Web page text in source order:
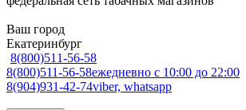
Ваш город
Екатеринбург
8(800)511-56-58
8(800)511-56-58ежедневно с 10:00 до 22:00
8(904)931-42-74viber, whatsapp